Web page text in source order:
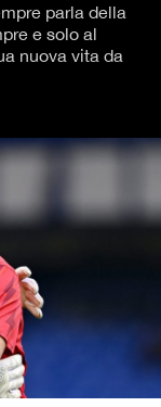
parla della
e solo al
nuova vita da